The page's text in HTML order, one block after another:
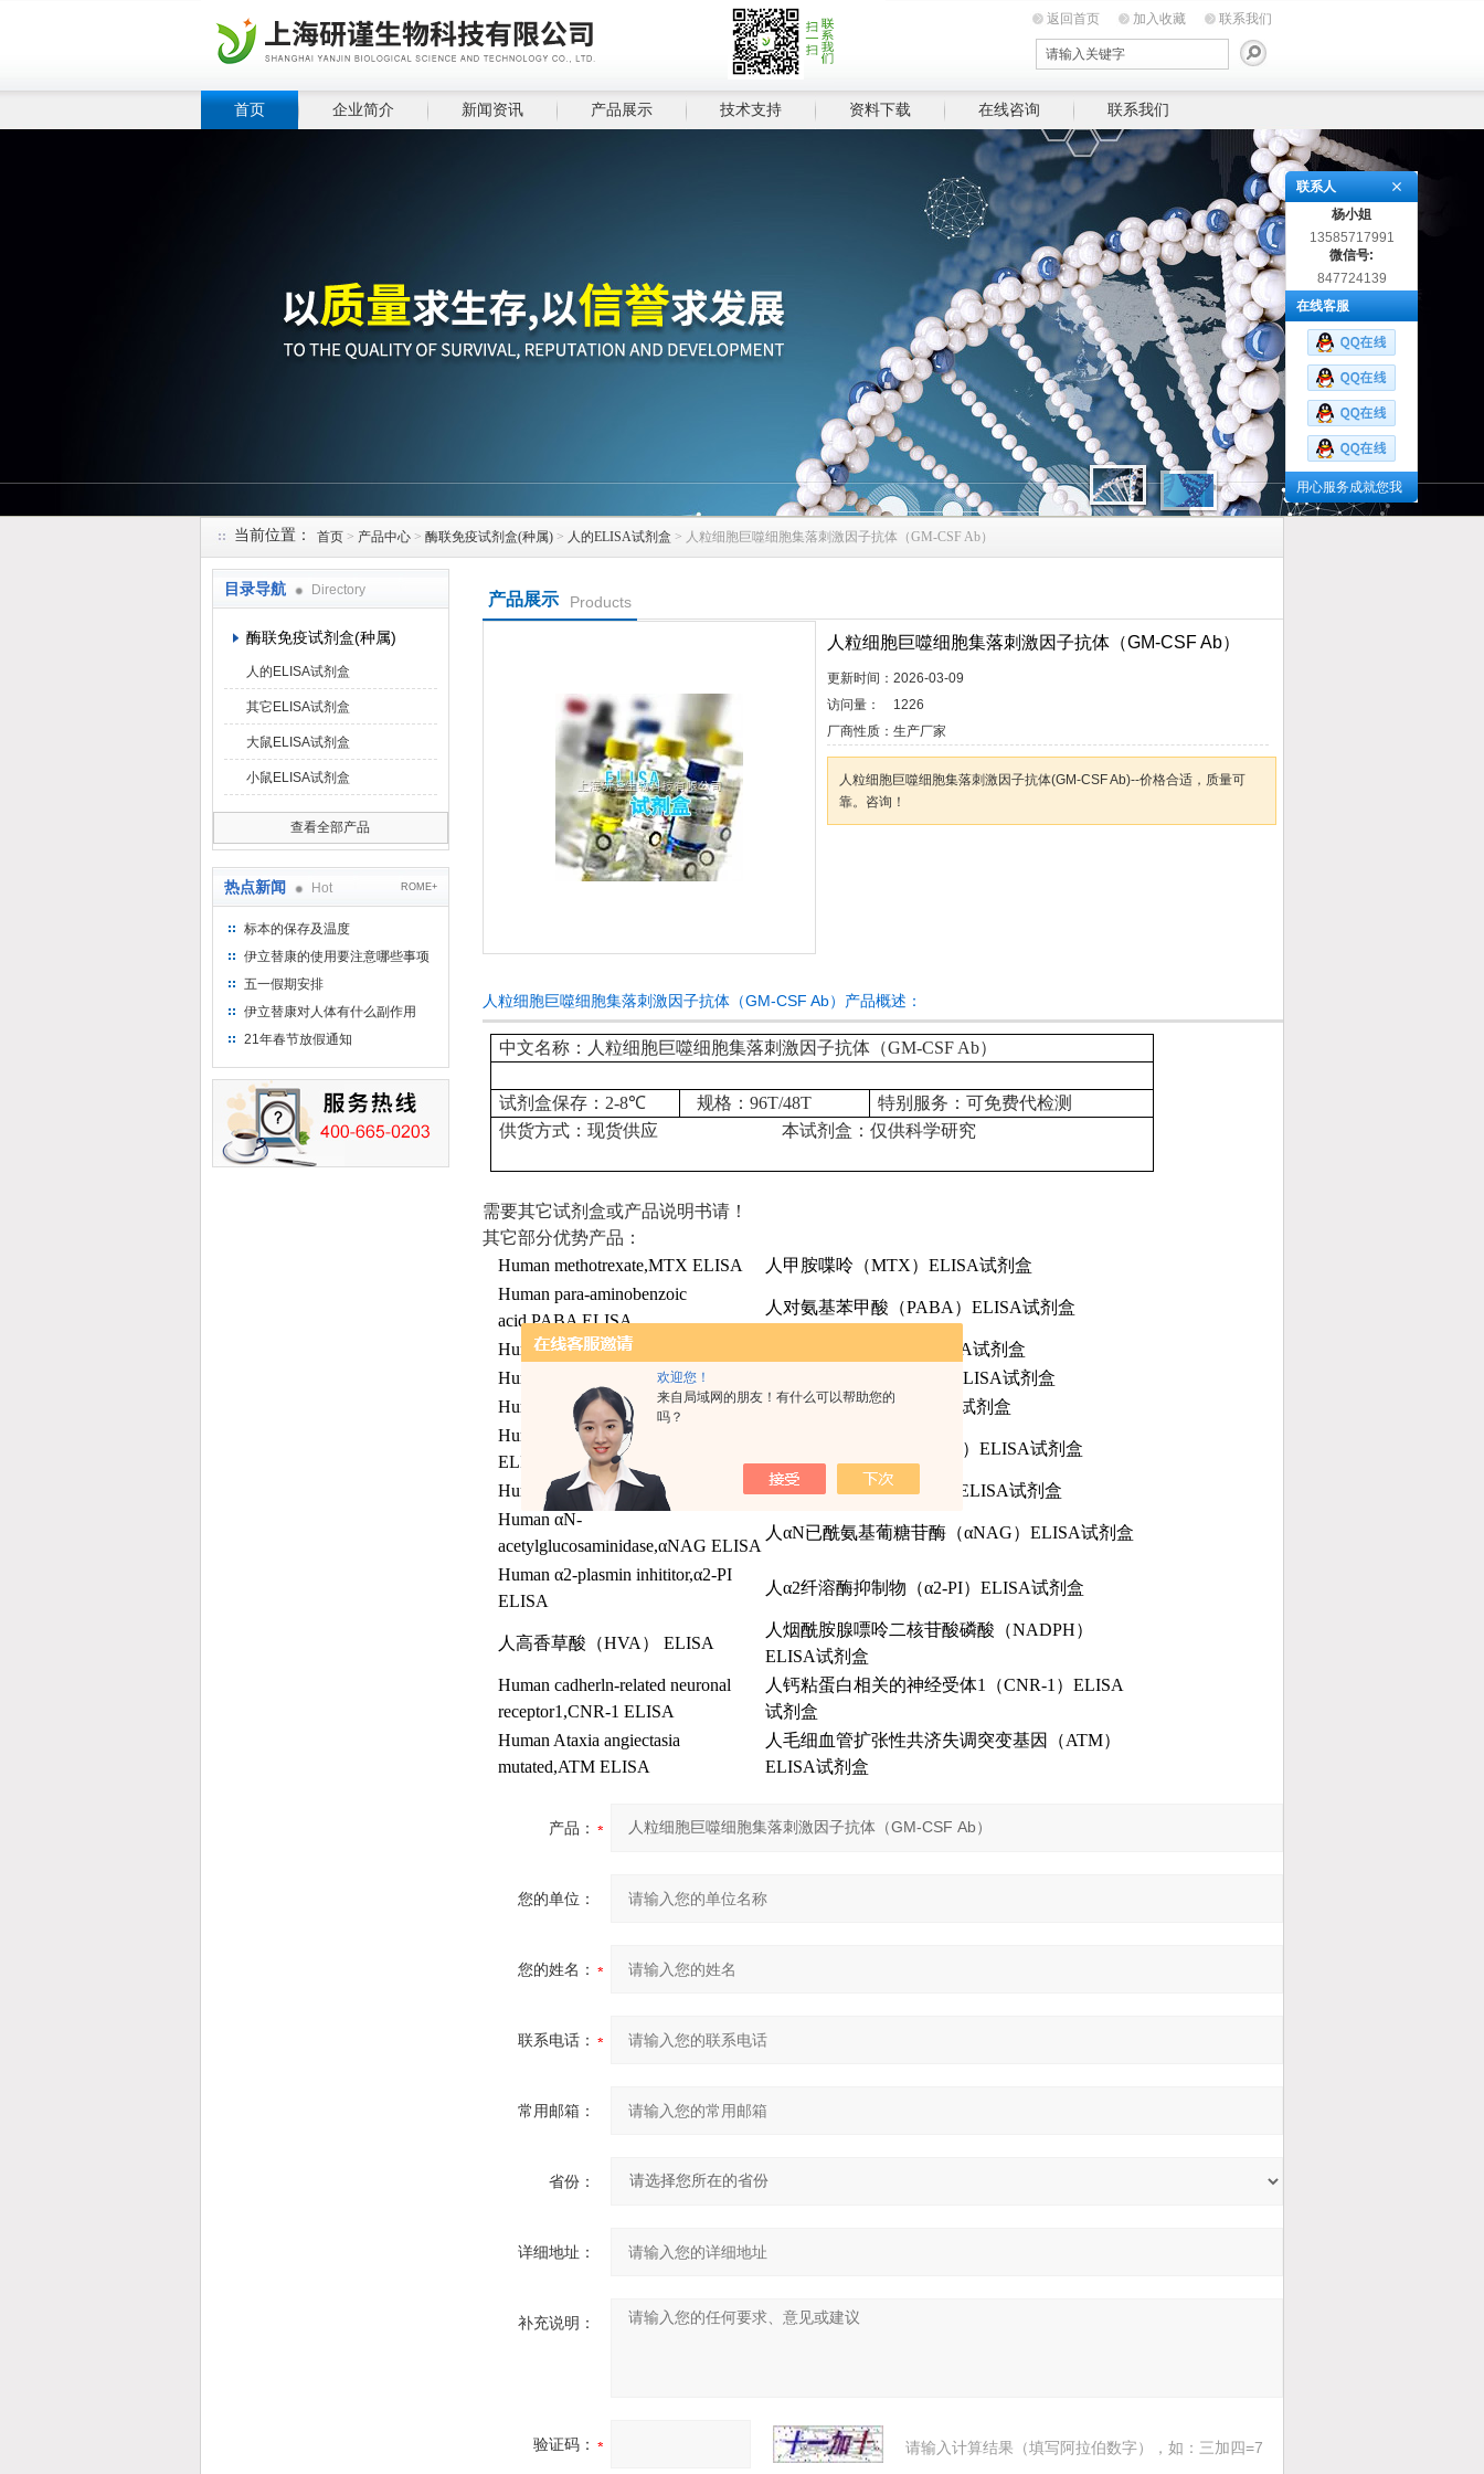
欢迎您！
来自局域网的朋友！有什么可以帮助您的
吗？
返回首页 加入收藏 联系我们
首页 企业简介 新闻资讯 产品展示 技术支持 资料下载 在线咨询 联系我们
当前位置： 首页 > 产品中心 > 酶联免疫试剂盒(种属) > 人的ELISA试剂盒 > 人粒细胞巨噬细胞集落刺激因子抗体（GM-CSF Ab）
目录导航 Directory
酶联免疫试剂盒(种属)
人的ELISA试剂盒
其它ELISA试剂盒
大鼠ELISA试剂盒
小鼠ELISA试剂盒
查看全部产品
热点新闻 Hot ROME+
标本的保存及温度
伊立替康的使用要注意哪些事项
五一假期安排
伊立替康对人体有什么副作用
21年春节放假通知
产品展示 Products
人粒细胞巨噬细胞集落刺激因子抗体（GM-CSF Ab）
更新时间： 2026-03-09
访问量：
1226
厂商性质： 生产厂家
人粒细胞巨噬细胞集落刺激因子抗体(GM-CSF Ab)--价格合适，质量可
靠。咨询！
人粒细胞巨噬细胞集落刺激因子抗体（GM-CSF Ab）产品概述：
中文名称：人粒细胞巨噬细胞集落刺激因子抗体（GM-CSF Ab）
试剂盒保存： 2-8℃ 规格：96T/48T
特别服务：可免费代检测
供货方式：现货供应
本试剂盒：仅供科学研究
需要其它试剂盒或产品说明书请！
其它部分优势产品：
Human methotrexate,MTX ELISA
人甲胺喋呤 （MTX）ELISA试剂盒
Human para-aminobenzoic
acid,PABA ELISA
人对氨基苯甲酸 （PABA）ELISA试剂盒
Human L-phenylalanine,LPA ELISA （LPA）ELISA试剂盒
Human Immune RNA,Irna ELISA
（Irna）ELISA试剂盒
Human Beta-naphthol, β-Nph ELISA 人β萘酚（β-Nph）ELISA
试剂盒
Human
-Lactamase inhibitors,BLI
ELISA
（BLI）ELISA试剂盒
Human -galactoyl,Gal ELISA 人α半乳糖基抗体（Gal）ELISA试剂盒
Human αN-
acetylglucosaminidase,αNAG ELISA
人αN已酰氨基葡糖苷酶 （αNAG）ELISA试剂盒
Human α2-plasmin inhititor,α2-PI
ELISA
人α2纤溶酶抑制物 （α2-PI）ELISA试剂盒
人高香草酸 （HVA） ELISA
人烟酰胺腺嘌呤二核苷酸磷酸 （NADPH）
ELISA试剂盒
Human cadherln-related neuronal
receptor1,CNR-1 ELISA
人钙粘蛋白相关的神经受体1（CNR-1）ELISA
试剂盒
Human Ataxia angiectasia
mutated,ATM ELISA
人毛细血管扩张性共济失调突变基因
（ATM）
ELISA试剂盒
产品：
您的单位：
您的姓名：
联系电话：
常用邮箱：
省份：
详细地址：
补充说明：
验证码： 请输入计算结果（填写阿拉伯数字），如：三加四=7
联系人
杨小姐
13585717991
微信号:
847724139
在线客服
用心服务成就您我